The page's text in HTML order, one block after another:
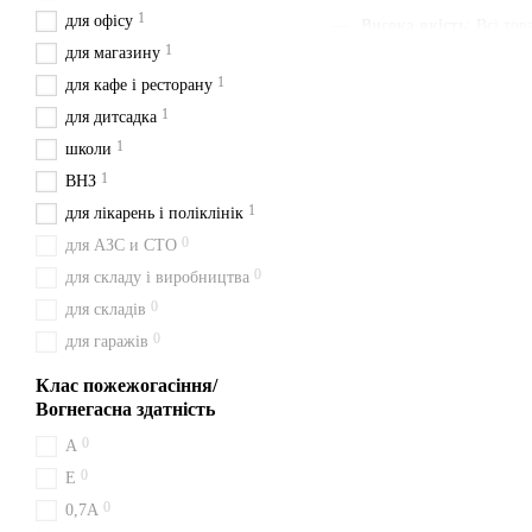
для офісу 1
для магазину 1
для кафе і ресторану 1
для дитсадка 1
школи 1
ВНЗ 1
для лікарень і поліклінік 1
для АЗС и СТО 0
для складу і виробництва 0
для складів 0
для гаражів 0
Клас пожежогасіння/
Вогнегасна здатність
A 0
Е 0
0,7А 0